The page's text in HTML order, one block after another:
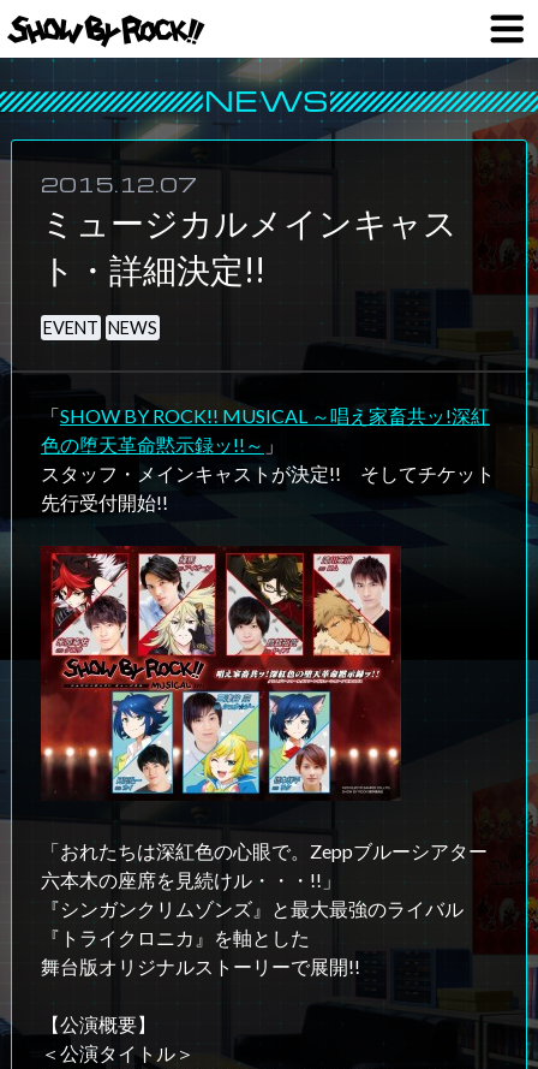
2015.12.07
ミュージカルメインキャス
ト・詳細決定!!
EVENT NEWS
「SHOW BY ROCK!! MUSICAL ～唱え家畜共ッ!深紅
色の堕天革命黙示録ッ!!～ 」
スタッフ・メインキャストが決定!! そしてチケット
先行受付開始!!
「おれたちは深紅色の心眼で。Zeppブルーシアター
六本木の座席を見続けル・・・!!」
『シンガンクリムゾンズ』と最大最強のライバル
『トライクロニカ』を軸とした
舞台版オリジナルストーリーで展開!!
【公演概要】
＜公演タイトル＞